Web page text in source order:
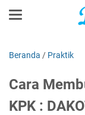
Beranda / Praktik
Cara
KPK :